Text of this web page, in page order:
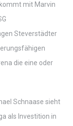
mit Marvin
Steverstädter
die eine oder
Schnaase sieht
als Investition in